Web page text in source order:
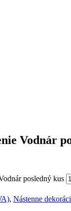
Vodnár
posledný kus
, Nástenne